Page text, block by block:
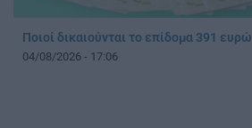
Ποιοί δικαιούνται το επίδομα 391 ευρώ
04/08/2026 - 17:06